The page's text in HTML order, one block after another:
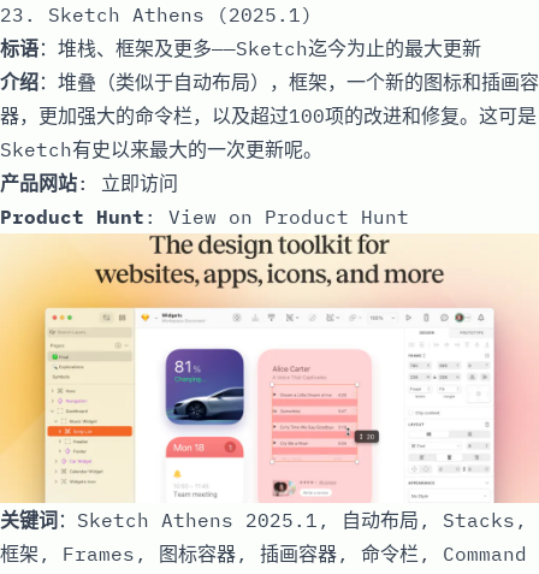
23. Sketch Athens (2025.1)
标语：堆栈、框架及更多——Sketch迄今为止的最大更新
介绍：堆叠（类似于自动布局），框架，一个新的图标和插画容
器，更加强大的命令栏，以及超过100项的改进和修复。这可是
Sketch有史以来最大的一次更新呢。
产品网站: 立即访问
Product Hunt : View on Product Hunt
关键词：Sketch Athens 2025.1, 自动布局, Stacks,
框架, Frames, 图标容器, 插画容器, 命令栏, Command